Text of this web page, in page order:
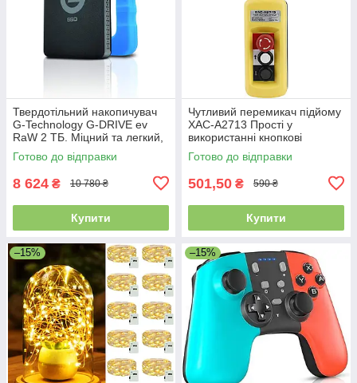
Твердотільний накопичувач
G-Technology G-DRIVE ev
RaW 2 ТБ. Міцний та легкий,
з захисним гумовим
бампером, USB 3.0. Уцінка
Готово до відправки
8 624 ₴ 10 780 ₴
Купити
Чутливий перемикач підйому
XAC-A2713 Прості у
використанні кнопкові
перемикачі
Готово до відправки
501,50 ₴ 590 ₴
Купити
–15% –15%